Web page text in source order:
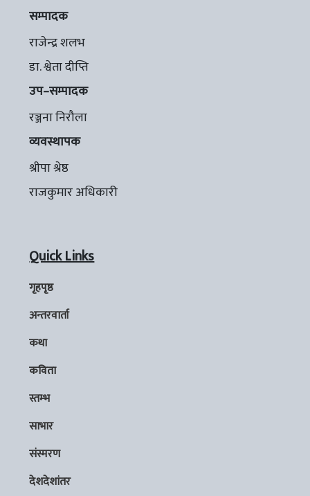
सम्पादक
राजेन्द्र शलभ
डा. श्वेता दीप्ति
उप–सम्पादक
रञ्जना निरौला
व्यवस्थापक
श्रीपा श्रेष्ठ
राजकुमार अधिकारी
Quick Links
गृहपृष्ठ
अन्तरवार्ता
कथा
कविता
स्तम्भ
साभार
संस्मरण
देशदेशांतर